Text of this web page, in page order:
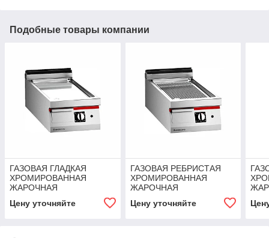
Подобные товары компании
ГАЗОВАЯ ГЛАДКАЯ
ХРОМИРОВАННАЯ
ЖАРОЧНАЯ
ПОВЕРХНОСТЬ Angelopo
Цену уточняйте
ГАЗОВАЯ РЕБРИСТАЯ
ХРОМИРОВАННАЯ
ЖАРОЧНАЯ
ПОВЕРХНОСТЬ Angelopo
Цену уточняйте